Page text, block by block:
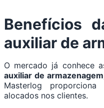
Benefícios
auxiliar de
O mercado já conhece
auxiliar de armazenagem
Masterlog
alocados nos clientes.